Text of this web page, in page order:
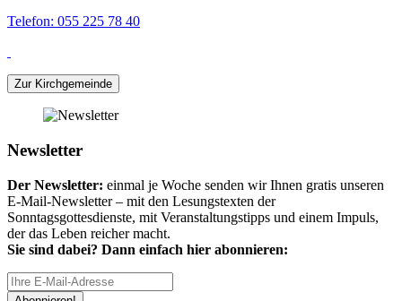
Telefon: 055 225 78 40
Zur Kirchgemeinde
Newsletter
Der Newsletter: einmal je Woche senden wir Ihnen gratis unseren
E-Mail-Newsletter – mit den Lesungstexten der
Sonntagsgottesdienste, mit Veranstaltungstipps und einem Impuls,
der das Leben reicher macht.
Sie sind dabei? Dann einfach hier abonnieren: